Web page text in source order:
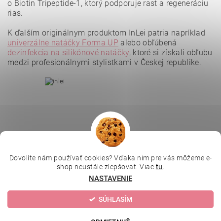
Vložením hodnotenie súhlasíte spodmienkami ochrany
osobných údajov.
o Biotin Tripeptide-1, ktorý podporuje rast a regeneráciu
rias.
K ďalším originálnym produktom InLei patria napríklad
univerzálne natáčky Forma UP alebo obľúbená
dezinfekcia na silikónové natáčky, ktoré si získali obľubu
medzi profesionálnymi stylistkami v Českej republike.
Depilujeme.cz | Kosmetická škola | Online kosmetické kurzy |
MikroArt | Ella Baché
2026 © Kozmetický obchod, všetky práva vyhradenéUpraviť nastavenie cookies
Vytvoril Shoptet
Dovolíte nám používať cookies? Vďaka nim pre vás môžeme e-
shop neustále zlepšovat. Viac tu
NASTAVENIE
SÚHLASÍM